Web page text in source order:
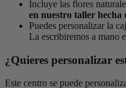
Incluye las flores
en nuestro taller hecha
Puedes personalizar la
La escribiremos a mano
¿Quieres personalizar
Este centro se puede